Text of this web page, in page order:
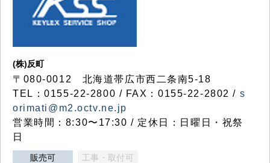
(株)反町
〒080-0012 北海道帯広市西二条南5-18
TEL：0155-22-2800 / FAX：0155-22-2802 / s
orimati@m2.octv.ne.jp
営業時間：8:30〜17:30 / 定休日：日曜日・祝祭
日
販売可 工事・取付可